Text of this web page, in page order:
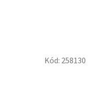
Kód: 258130